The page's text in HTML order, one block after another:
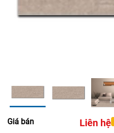
Giá bán Liên hệ